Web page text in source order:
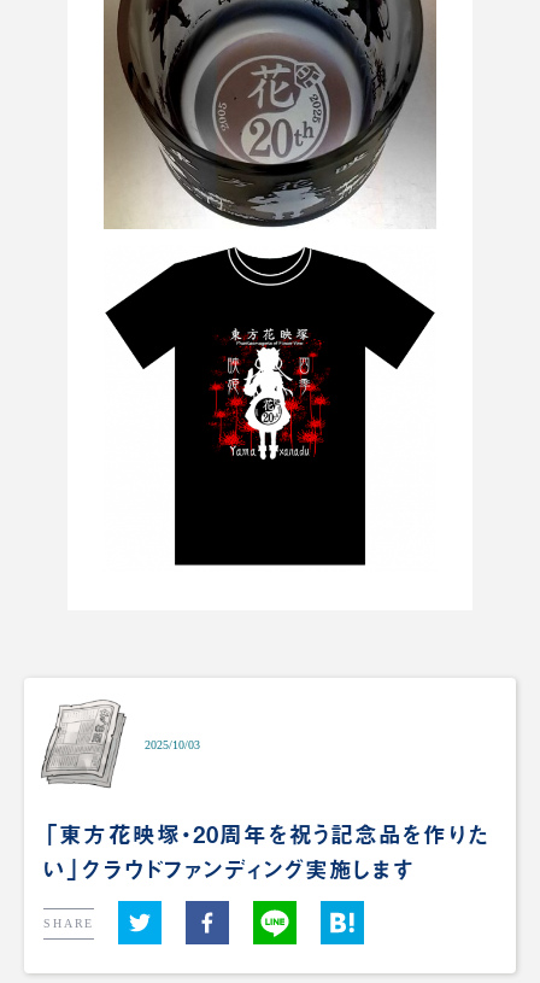
2025/10/03
「東方花映塚・20周年を祝う記念品を作りた
い」クラウドファンディング実施します
SHARE